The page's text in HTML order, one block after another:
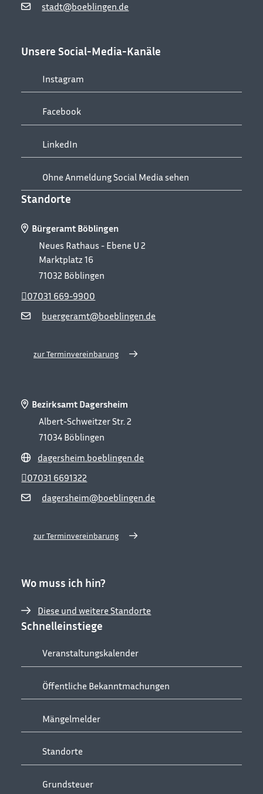
stadt@boeblingen.de
Unsere Social-Media-Kanäle
Instagram
Facebook
LinkedIn
Ohne Anmeldung Social Media sehen
Standorte
Bürgeramt Böblingen
Neues Rathaus - Ebene U 2
Marktplatz 16
71032 Böblingen
buergeramt@boeblingen.de
07031 669-9900
zur Terminvereinbarung
Bezirksamt Dagersheim
Albert-Schweitzer Str. 2
71034 Böblingen
dagersheim.boeblingen.de
dagersheim@boeblingen.de
07031 6691322
zur Terminvereinbarung
Wo muss ich hin?
Diese und weitere Standorte
Schnelleinstiege
Veranstaltungskalender
Öffentliche Bekanntmachungen
Mängelmelder
Standorte
Grundsteuer